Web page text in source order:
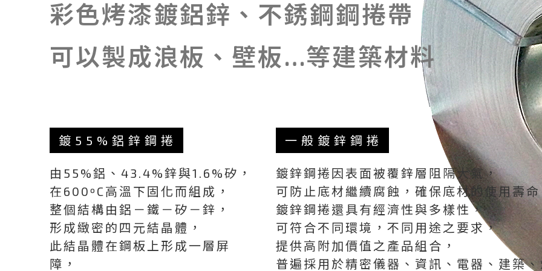
彩色烤漆鍍鋁鋅、不銹鋼鋼捲帶
可以製成浪板、壁板…等建築材料
鍍55%鋁鋅鋼捲
由55%鋁、43.4%鋅與1.6%矽，
在600ºC高溫下固化而組成，
整個結構由鋁－鐵－矽－鋅，
形成緻密的四元結晶體，
此結晶體在鋼板上形成一層屏
障，
一般鍍鋅鋼捲
鍍鋅鋼捲因表面被覆鋅層阻隔大氣，
可防止底材繼續腐蝕，確保底材的使用壽
鍍鋅鋼捲還具有經濟性與多樣性，
可符合不同環境，不同用途之要求，
提供高附加價值之產品組合，
普遍採用於精密儀器、資訊、電器、建築